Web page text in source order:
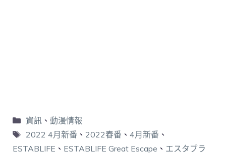
資訊、 動漫情報
2022 4月新番 、 2022春番 、 4月新番 、
ESTABLIFE 、 ESTABLIFE Great Escape 、 エスタブラ